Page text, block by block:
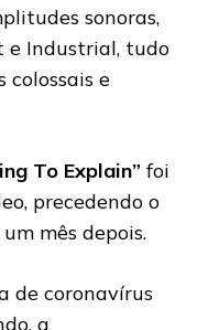
sonoras,
e Industrial, tudo
colossais e
To Explain” foi
precedendo o
mês depois.
de coronavírus
a